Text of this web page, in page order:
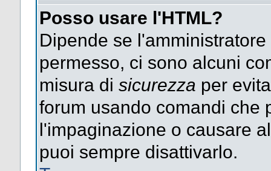
Posso usare l'HTML?
Dipende se
permesso, ci sono alcuni
misura di sicurezza per
forum usando comandi che
l'impaginazione o causare
puoi sempre disattivarlo.